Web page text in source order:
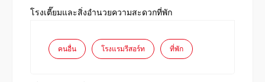
โรงเตี๊ยมและสิ่งอำนวยความสะดวกที่พัก
คนอื่น โรงแรมรีสอร์ท ที่พัก